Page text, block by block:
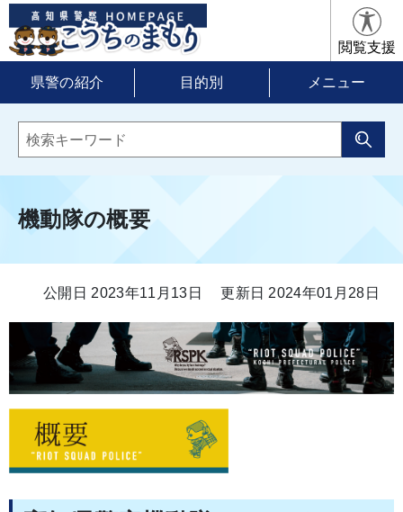
閲覧支援
県警の紹介 目的別 メニュー
機動隊の概要
公開日 2023年11月13日 更新日 2024年01月28日